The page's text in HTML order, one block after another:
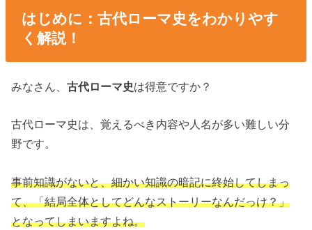
はじめに：古代ローマ史をわかりやす
く解説！
みなさん、古代ローマ史は得意ですか？
古代ローマ史は、覚えるべき内容や人名が多い難しい分
野です。
事前知識がないと、細かい知識の暗記に終始してしまっ
て、「結局全体としてどんなストーリーなんだっけ？」
となってしまいますよね。